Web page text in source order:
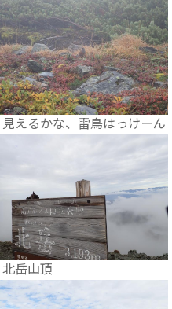
見えるかな、雷鳥はっけーん
北岳山頂